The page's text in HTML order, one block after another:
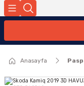
Anasayfa